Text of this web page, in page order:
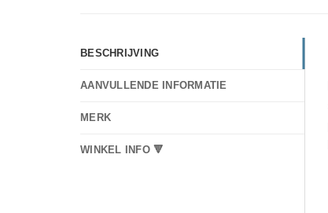
BESCHRIJVING
AANVULLENDE INFORMATIE
MERK
WINKEL INFO 🔻